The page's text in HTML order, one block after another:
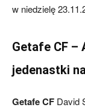
w niedzielę
Getafe CF –
jedenastki
Getafe CF David